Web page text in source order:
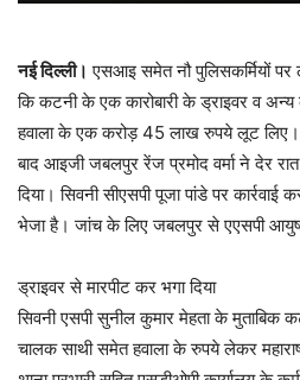
नई दिल्ली। एसआइ समेत नौ पुलिसकर्मियों
कि कटनी के एक कारोबारी के ड्राइवर व
हवाला के एक करोड़ 45 लाख रुपये लूट
बाद आइजी जबलपुर रेंज प्रमोद वर्मा ने देर
दिया। सिवनी सीएसपी पूजा पांडे पर
भेजा है। जांच के लिए जबलपुर से एएसपी आयुष
ड्राइवर से मारपीट कर भगा दिया
सिवनी एसपी सुनील कुमार मेहता के मुताबिक
चालक साथी समेत हवाला के रुपये लेकर